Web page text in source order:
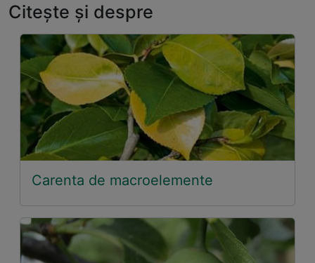
Citește și despre
Carenta de macroelemente